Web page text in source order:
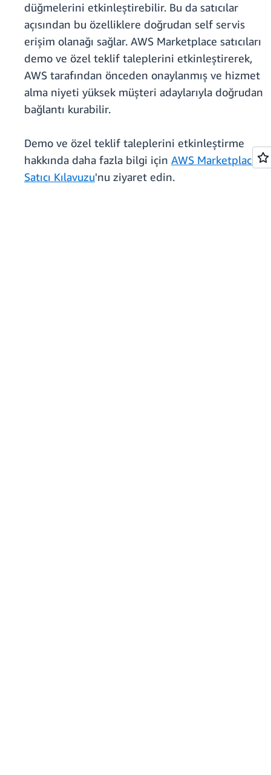
düğmelerini etkinleştirebilir. Bu da satıcılar
açısından bu özelliklere doğrudan self servis
erişim olanağı sağlar. AWS Marketplace satıcıları
demo ve özel teklif taleplerini etkinleştirerek,
AWS tarafından önceden onaylanmış ve hizmet
alma niyeti yüksek müşteri adaylarıyla doğrudan
bağlantı kurabilir.
Demo ve özel teklif taleplerini etkinleştirme
hakkında daha fazla bilgi için AWS Marketplace
Satıcı Kılavuzu'nu ziyaret edin.